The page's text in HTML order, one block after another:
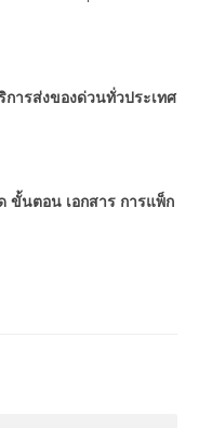
ารส่งของด่วนทั่วประเทศ
ขั้นตอน เอกสาร การแพ็ก